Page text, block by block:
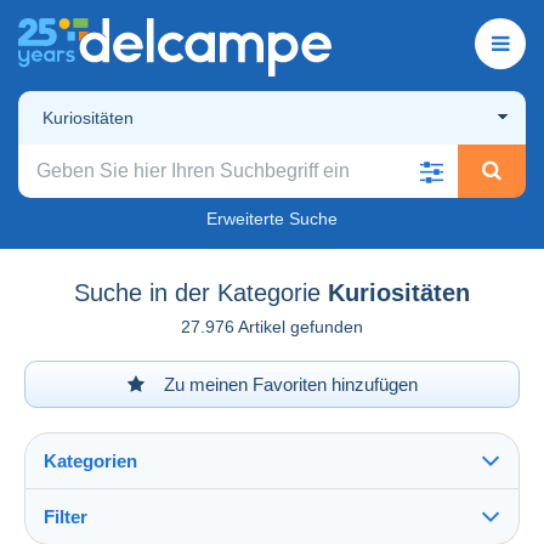
Kuriositäten
Erweiterte Suche
Suche in der Kategorie Kuriositäten
27.976 Artikel gefunden
Zu meinen Favoriten hinzufügen
Kategorien
Filter